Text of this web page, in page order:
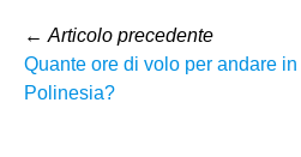
← Articolo precedente
Quante ore di volo per andare in
Polinesia?